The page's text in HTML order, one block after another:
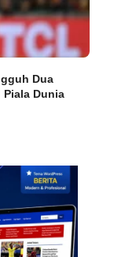
Dua
Piala Dunia